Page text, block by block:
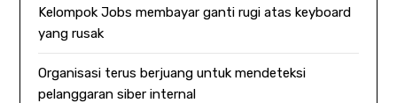
Kelompok Jobs membayar ganti rugi atas keyboard
yang rusak
Organisasi terus berjuang untuk mendeteksi
pelanggaran siber internal